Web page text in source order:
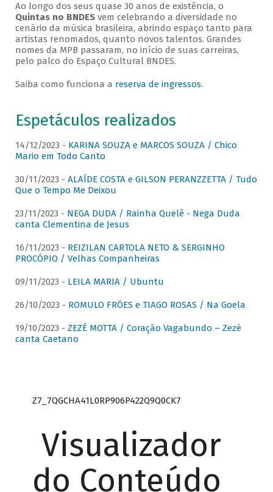
Ao longo dos seus quase 30 anos de existência, o
Quintas no BNDESvem celebrando a diversidade no
cenário da música brasileira, abrindo espaço tanto para
artistas renomados, quanto novos talentos. Grandes
nomes da MPB passaram, no início de suas carreiras,
pelo palco do Espaço Cultural BNDES.
Saiba como funciona a reserva de ingressos.
Espetáculos realizados
14/12/2023 - KARINA SOUZA e MARCOS SOUZA / Chico
Mario em Todo Canto
30/11/2023 - ALAÍDE COSTA e GILSON PERANZZETTA / Tudo
Que o Tempo Me Deixou
23/11/2023 - NEGA DUDA / Rainha Quelê - Nega Duda
canta Clementina de Jesus
16/11/2023 - REIZILAN CARTOLA NETO & SERGINHO
PROCÓPIO / Velhas Companheiras
09/11/2023 - LEILA MARIA / Ubuntu
26/10/2023 - ROMULO FRÓES e TIAGO ROSAS / Na Goela
19/10/2023 - ZEZÉ MOTTA / Coração Vagabundo – Zezé
canta Caetano
Z7_7QGCHA41L0RP906P422Q9Q0CK7
Visualizador
do Conteúdo